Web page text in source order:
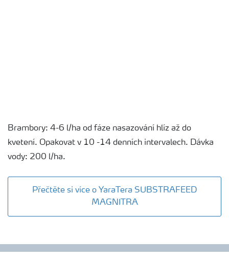
Brambory: 4-6 l/ha od fáze nasazování hlíz až do
kvetení. Opakovat v 10 -14 denních intervalech. Dávka
vody: 200 l/ha.
Přečtěte si více o YaraTera SUBSTRAFEED
MAGNITRA